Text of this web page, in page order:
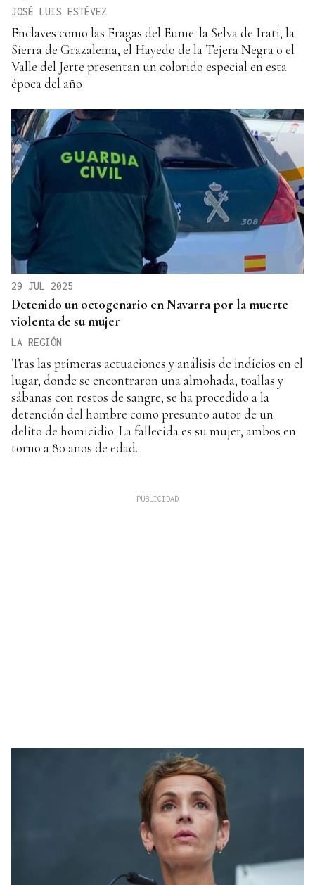
JOSÉ LUIS ESTÉVEZ
Enclaves como las Fragas del Eume. la Selva de Irati, la
Sierra de Grazalema, el Hayedo de la Tejera Negra o el
Valle del Jerte presentan un colorido especial en esta
época del año
29 JUL 2025
Detenido un octogenario en Navarra por la muerte
violenta de su mujer
LA REGIÓN
Tras las primeras actuaciones y análisis de indicios en el
lugar, donde se encontraron una almohada, toallas y
sábanas con restos de sangre, se ha procedido a la
detención del hombre como presunto autor de un
delito de homicidio. La fallecida es su mujer, ambos en
torno a 80 años de edad.